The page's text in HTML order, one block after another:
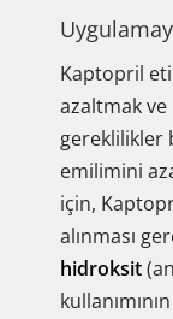
Kaptopril
azaltmak
gereklilikler
emilimini
için,
alınması
hidroksit